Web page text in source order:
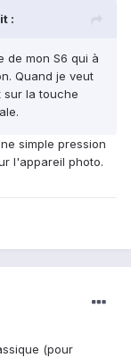
:
de mon S6 qui à
Quand je veut
sur la touche
simple pression
l'appareil photo.
(pour